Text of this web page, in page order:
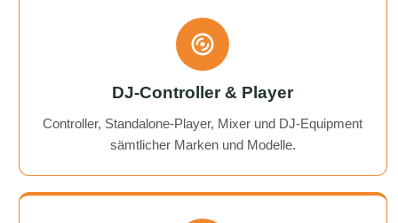
DJ-Controller & Player
Controller, Standalone-Player, Mixer und DJ-Equipment
sämtlicher Marken und Modelle.